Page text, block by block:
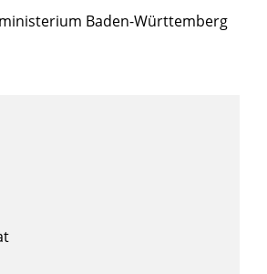
Baden-Württemberg